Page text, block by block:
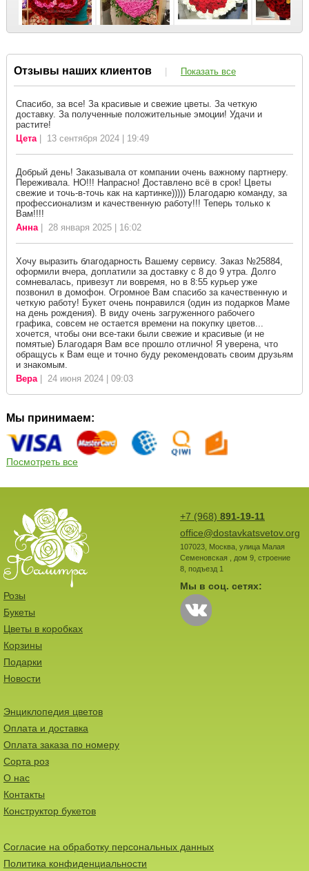
Отзывы наших клиентов | Показать все
Спасибо, за все! За красивые и свежие цветы. За четкую
доставку. За полученные положительные эмоции! Удачи и
растите!
Цета| 13 сентября 2024 | 19:49
Добрый день! Заказывала от компании очень важному партнеру.
Переживала. НО!!! Напрасно! Доставлено всё в срок! Цветы
свежие и точь-в-точь как на картинке))))) Благодарю команду, за
профессионализм и качественную работу!!! Теперь только к
Вам!!!!
Анна| 28 января 2025 | 16:02
Хочу выразить благодарность Вашему сервису. Заказ №25884,
оформили вчера, доплатили за доставку с 8 до 9 утра. Долго
сомневалась, привезут ли вовремя, но в 8:55 курьер уже
позвонил в домофон. Огромное Вам спасибо за качественную и
четкую работу! Букет очень понравился (один из подарков Маме
на день рождения). В виду очень загруженного рабочего
графика, совсем не остается времени на покупку цветов...
хочется, чтобы они все-таки были свежие и красивые (и не
помятые) Благодаря Вам все прошло отлично! Я уверена, что
обращусь к Вам еще и точно буду рекомендовать своим друзьям
и знакомым.
Вера| 24 июня 2024 | 09:03
Мы принимаем:
Посмотреть все
+7 (968) 891-19-11
office@dostavkatsvetov.org
107023, Москва, улица Малая
Семеновская , дом 9, строение
8, подъезд 1
Мы в соц. сетях:
Розы
Букеты
Цветы в коробках
Корзины
Подарки
Новости
Энциклопедия цветов
Оплата и доставка
Оплата заказа по номеру
Сорта роз
О нас
Контакты
Конструктор букетов
Согласие на обработку персональных данных
Политика конфиденциальности